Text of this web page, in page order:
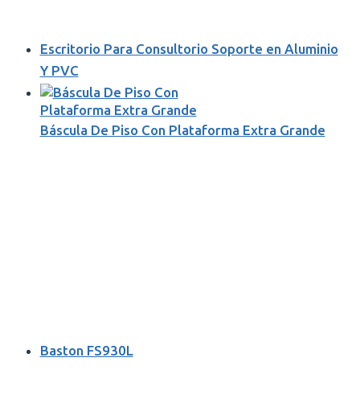
Escritorio Para Consultorio Soporte en Aluminio
Y PVC
Báscula De Piso Con Plataforma Extra Grande
Baston FS930L